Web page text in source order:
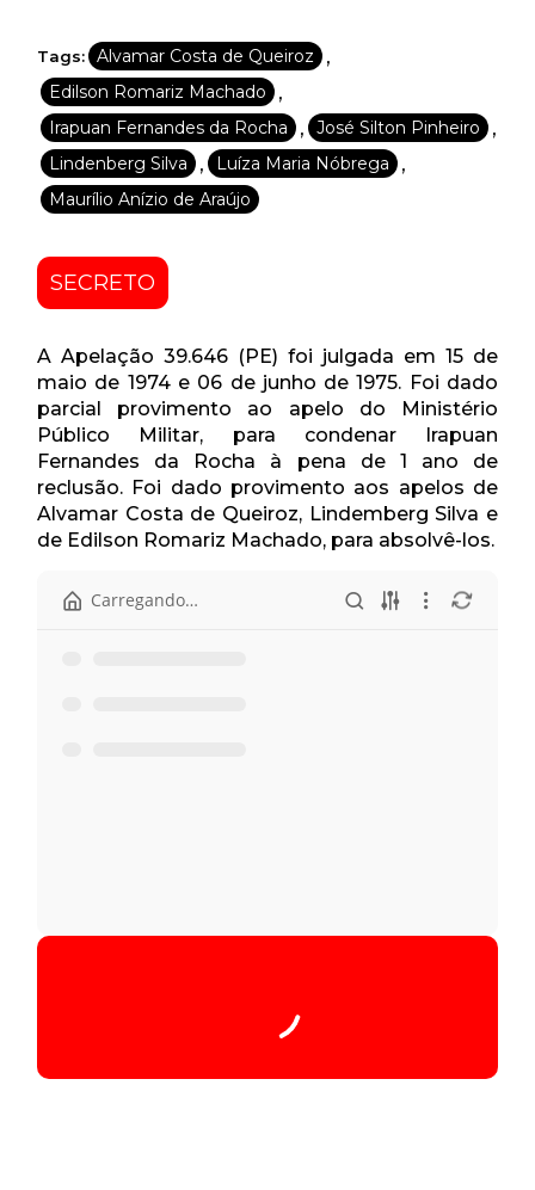
Tags: Alvamar Costa de Queiroz ,
Edilson Romariz Machado ,
Irapuan Fernandes da Rocha , José Silton Pinheiro ,
Lindenberg Silva , Luíza Maria Nóbrega ,
Maurílio Anízio de Araújo
SECRETO
A Apelação 39.646 (PE) foi julgada em 15 de
maio de 1974 e 06 de junho de 1975. Foi dado
parcial provimento ao apelo do Ministério
Público Militar, para condenar Irapuan
Fernandes da Rocha à pena de 1 ano de
reclusão. Foi dado provimento aos apelos de
Alvamar Costa de Queiroz, Lindemberg Silva e
de Edilson Romariz Machado, para absolvê-los.
Carregando…